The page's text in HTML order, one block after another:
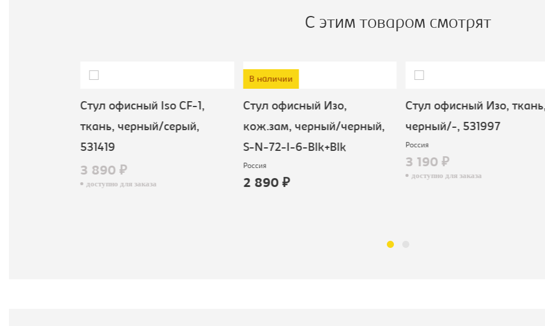
С этим товаром смотрят
Стул офисный Iso CF-1,
ткань, черный/серый,
531419
3 890 ₽
доступно для заказа
В наличии
Стул офисный Изо,
кож.зам, черный/черный,
S-N-72-I-6-Blk+Blk
Россия
2 890 ₽
Стул офисный Изо, ткань,
черный/-, 531997
Россия
3 190 ₽
доступно для заказа